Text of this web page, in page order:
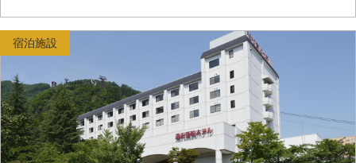
宿泊施設